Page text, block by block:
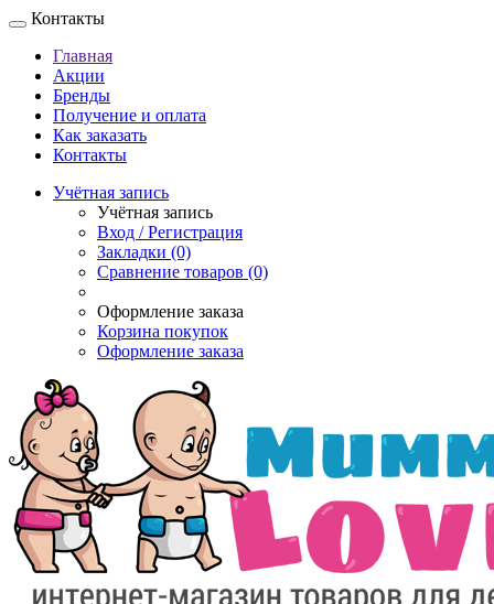
Контакты
Главная
Акции
Бренды
Получение и оплата
Как заказать
Контакты
Учётная запись
Учётная запись
Вход / Регистрация
Закладки (0)
Сравнение товаров (0)
Оформление заказа
Корзина покупок
Оформление заказа